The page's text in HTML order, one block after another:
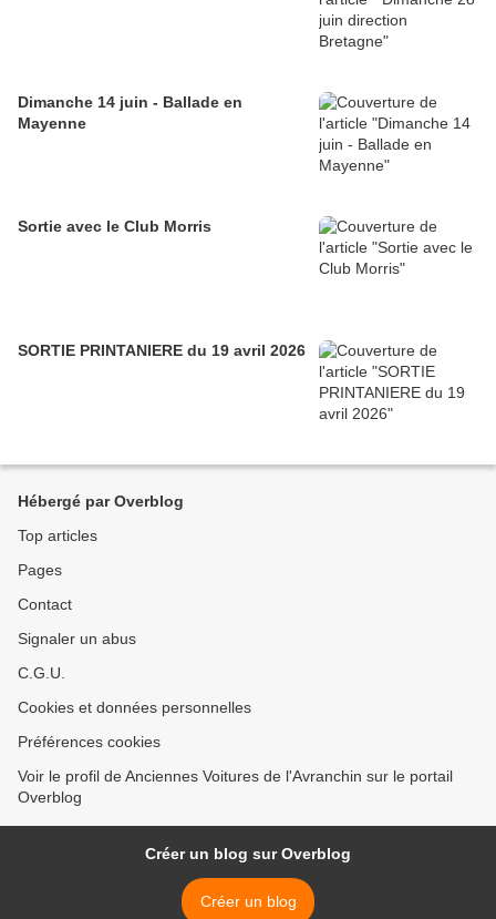
Dimanche 14 juin - Ballade en
Mayenne
Sortie avec le Club Morris
SORTIE PRINTANIERE du 19 avril 2026
Hébergé par Overblog
Top articles
Pages
Contact
Signaler un abus
C.G.U.
Cookies et données personnelles
Préférences cookies
Voir le profil de Anciennes Voitures de l'Avranchin sur le portail
Overblog
Créer un blog sur Overblog
Créer un blog